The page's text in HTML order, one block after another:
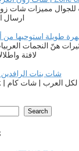
مميزات شات زون
ارسال
طويلة استوحيها من
هنّ النجمات
لافتة
شات بنات
Search